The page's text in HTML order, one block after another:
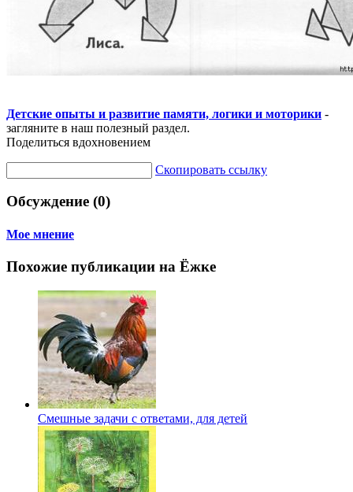
Детские опыты и развитие памяти, логики и моторики -
загляните в наш полезный раздел.
Поделиться вдохновением
Скопировать ссылку
Обсуждение (0)
Мое мнение
Похожие публикации на Ёжке
Смешные задачи с ответами, для детей